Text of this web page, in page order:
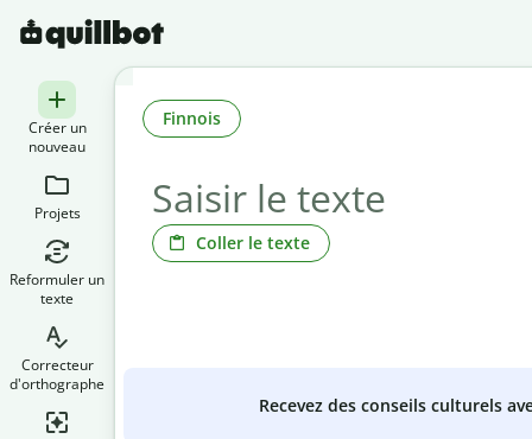
Créer un
nouveau
Projets
Reformuler un
texte
Correcteur
d'orthographe
Coller le texte
Finnois
Recevez des conseils culturels